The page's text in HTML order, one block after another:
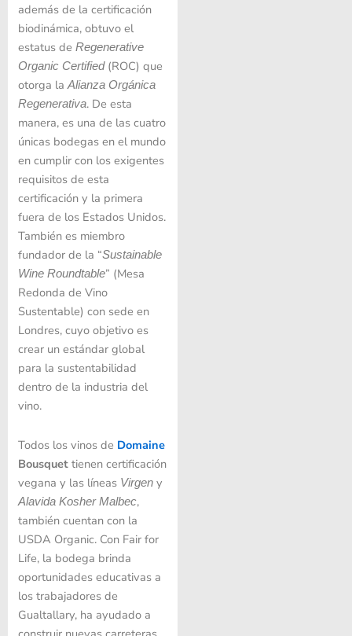
además de la certificación
biodinámica, obtuvo el
estatus de Regenerative
Organic Certified(ROC) que
otorga laAlianza Orgánica
Regenerativa. De esta
manera, es una de las cuatro
únicas bodegas en el mundo
en cumplir con los exigentes
requisitos de esta
certificación y la primera
fuera de los Estados Unidos.
También es miembro
fundador de la “Sustainable
Wine Roundtable” (Mesa
Redonda de Vino
Sustentable) con sede en
Londres, cuyo objetivo es
crear un estándar global
para la sustentabilidad
dentro de la industria del
vino.
Todos los vinos de Domaine
Bousquettienen certificación
vegana y las líneas Virgeny
Alavida Kosher Malbec,
también cuentan con la
USDA Organic. Con Fair for
Life, la bodega brinda
oportunidades educativas a
los trabajadores de
Gualtallary, ha ayudado a